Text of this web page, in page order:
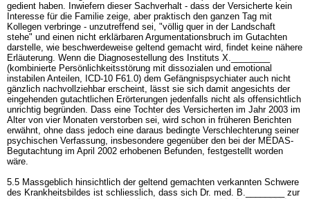
gedient haben. Inwiefern dieser Sachverhalt - dass der Versicherte kein
Interesse für die Familie zeige, aber praktisch den ganzen Tag mit
Kollegen verbringe - unzutreffend sei, "völlig quer in der Landschaft
stehe" und einen nicht erklärbaren Argumentationsbruch im Gutachten
darstelle, wie beschwerdeweise geltend gemacht wird, findet keine nähere
Erläuterung. Wenn die Diagnosestellung des Instituts X.________
(kombinierte Persönlichkeitsstörung mit dissozialen und emotional
instabilen Anteilen, ICD-10 F61.0) dem Gefängnispsychiater auch nicht
gänzlich nachvollziehbar erscheint, lässt sie sich damit angesichts der
eingehenden gutachtlichen Erörterungen jedenfalls nicht als offensichtlich
unrichtig begründen. Dass eine Tochter des Versicherten im Jahr 2003 im
Alter von vier Monaten verstorben sei, wird schon in früheren Berichten
erwähnt, ohne dass jedoch eine daraus bedingte Verschlechterung seiner
psychischen Verfassung, insbesondere gegenüber den bei der MEDAS-
Begutachtung im April 2002 erhobenen Befunden, festgestellt worden
wäre.
5.5 Massgeblich hinsichtlich der geltend gemachten verkannten Schwere
des Krankheitsbildes ist schliesslich, dass sich Dr. med. B.________ zur